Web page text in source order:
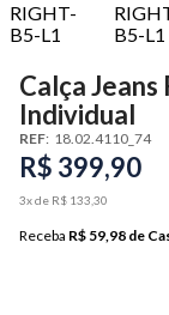
Calça
Individual
REF: 18.02.4110_74
R$ 399,90
3x de R$ 133 30
Receba R$ 59,98 de